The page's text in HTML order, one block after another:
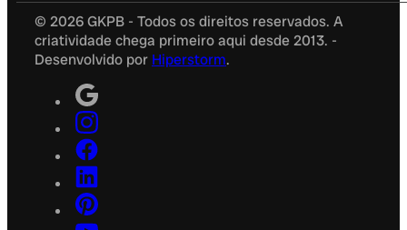
© 2026 GKPB - Todos os direitos reservados. A
criatividade chega primeiro aqui desde 2013. -
Desenvolvido por Hiperstorm.